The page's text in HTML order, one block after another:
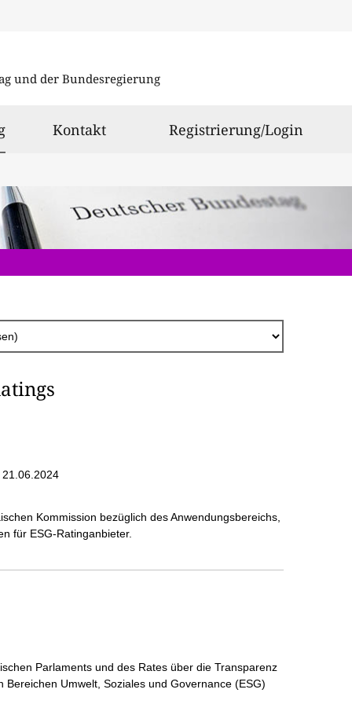
und der Bundesregierung
ausgewählt
Kontakt Registrierung/Login
21.06.2024
Kommission bezüglich des Anwendungsbereichs,
für ESG-Ratinganbieter.
Parlaments und des Rates über die Transparenz
Umwelt, Soziales und Governance (ESG)